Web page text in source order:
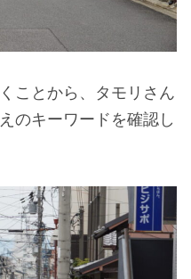
ことから、タモリさん
のキーワードを確認し